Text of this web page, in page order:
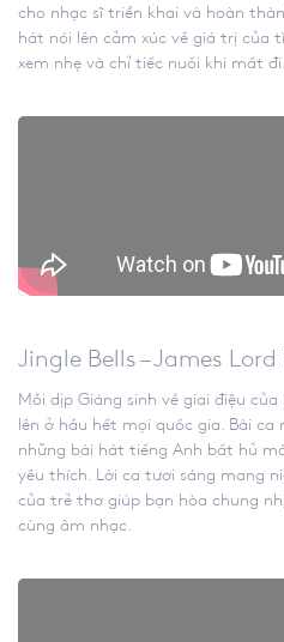
cho nhạc sĩ triển khai và hoàn
hát nói lên cảm xúc về giá trị của
xem nhẹ và chỉ tiếc nuối khi mất đi.
Jingle Bells – James
Mỗi dịp Giáng sinh về giai điệu
lên ở hầu hết mọi quốc gia. Bài
những bài hát tiếng Anh bất hủ
yêu thích. Lời ca tươi sáng mang
của trẻ thơ giúp bạn hòa chung
cùng âm nhạc.